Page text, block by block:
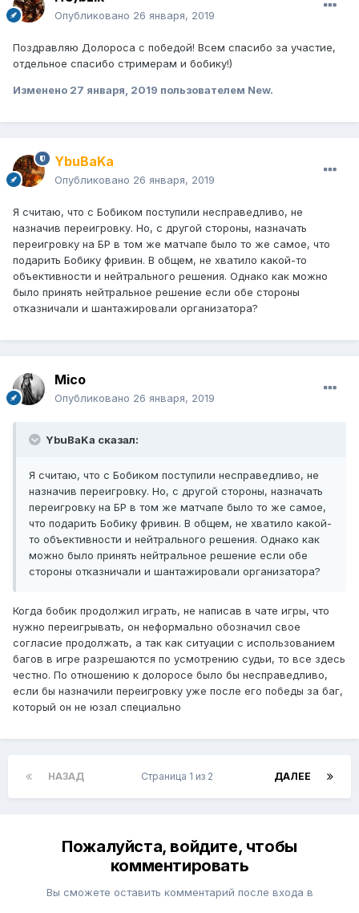
Опубликовано 26 января, 2019
Поздравляю Долороса с победой! Всем спасибо за участие,
отдельное спасибо стримерам и бобику!)
Изменено 27 января, 2019 пользователем New.
YbuBaKa
Опубликовано 26 января, 2019
Я считаю, что с Бобиком поступили несправедливо, не
назначив переигровку. Но, с другой стороны, назначать
переигровку на БР в том же матчапе было то же самое, что
подарить Бобику фривин. В общем, не хватило какой-то
объективности и нейтрального решения. Однако как можно
было принять нейтральное решение если обе стороны
отказничали и шантажировали организатора?
Mico
Опубликовано 26 января, 2019
YbuBaKa сказал:
Я считаю, что с Бобиком поступили несправедливо, не
назначив переигровку. Но, с другой стороны, назначать
переигровку на БР в том же матчапе было то же самое,
что подарить Бобику фривин. В общем, не хватило какой-
то объективности и нейтрального решения. Однако как
можно было принять нейтральное решение если обе
стороны отказничали и шантажировали организатора?
Когда бобик продолжил играть, не написав в чате игры, что
нужно переигрывать, он неформально обозначил свое
согласие продолжать, а так как ситуации с использованием
багов в игре разрешаются по усмотрению судьи, то все здесь
честно. По отношению к долоросе было бы несправедливо,
если бы назначили переигровку уже после его победы за баг,
который он не юзал специально
НАЗАД ДАЛЕЕ
Страница 1 из 2
Пожалуйста, войдите, чтобы
комментировать
Вы сможете оставить комментарий после входа в